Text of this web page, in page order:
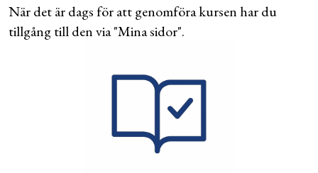
När det är dags för att genomföra kursen har du
tillgång till den via "Mina sidor".